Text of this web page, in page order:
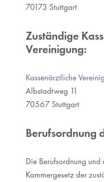
70173 Stuttgart
Zuständige
Vereinigung:
Kassenärztliche
Albstadtweg 11
70567 Stuttgart
Berufsordnung
Die Berufsordnung
Kammergesetz der